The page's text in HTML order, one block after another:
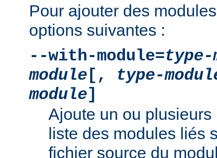
Pour ajouter des
options suivantes :
--with-module=type-
module [,
type-
module]
Ajoute un ou
liste des modules liés
fichier source du